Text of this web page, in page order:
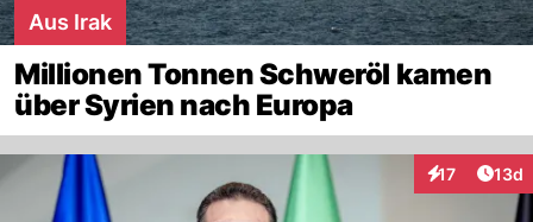
Aus Irak
Millionen Tonnen Schweröl kamen
über Syrien nach Europa
17
Interaktionen
13d